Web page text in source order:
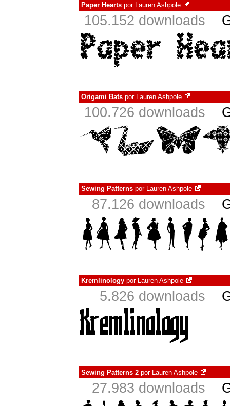
Paper Hearts por Lauren Ashpole
105.152 downloads
Origami Bats por Lauren Ashpole
100.726 downloads
Sewing Patterns por Lauren Ashpole
87.126 downloads
Kremlinology por Lauren Ashpole
5.826 downloads
Sewing Patterns 2 por Lauren Ashpole
27.983 downloads